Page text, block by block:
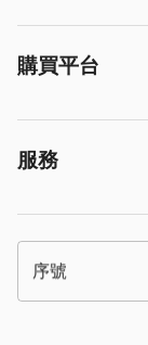
購買平台
服務
序號